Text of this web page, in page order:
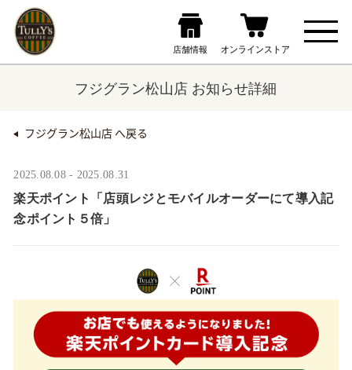
フジグラン松山店 お知らせ詳細
フジグラン松山店 へ戻る
2025.08.08 - 2025.08.31
楽天ポイント「店頭レジとモバイルオーダーにて導入記
念ポイント５倍」